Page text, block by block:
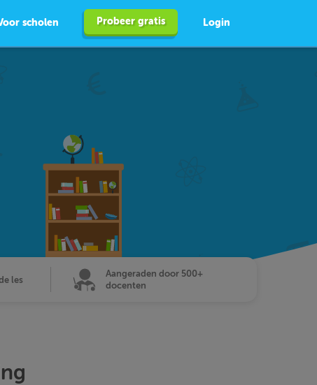
scholen Probeer gratis Login
les
Aangeraden door 500+
docenten